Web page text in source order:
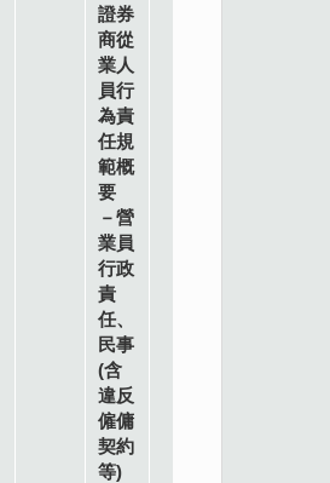
證券
商從
業人
員行
為責
任規
範概
要
－營
業員
行政
責
任、
民事
(含
違反
僱傭
契約
等)